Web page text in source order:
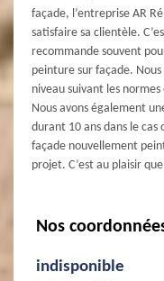
façade, l’entreprise AR
satisfaire sa clientèle.
recommande souvent
peinture sur façade.
niveau suivant les
Nous avons également
durant 10 ans dans le cas
façade nouvellement
projet. C’est au plaisir
Nos
indisponible